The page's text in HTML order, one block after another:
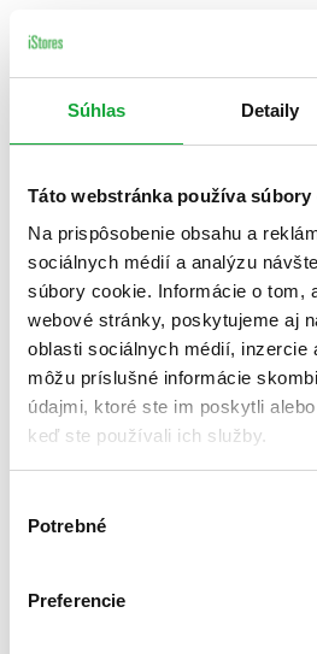
Súhlas Detaily
Táto webstránka používa súbory
Na prispôsobenie obsahu a
sociálnych médií a analýzu
súbory cookie. Informácie o tom,
webové stránky, poskytujeme aj
oblasti sociálnych médií, inzercie
môžu príslušné informácie
údajmi, ktoré ste im poskytli
keď ste používali ich služby.
súhlasu
Potrebné
Preferencie